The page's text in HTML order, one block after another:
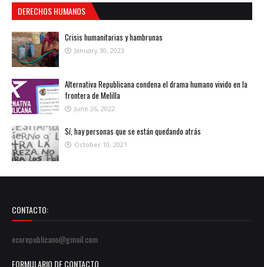
DERECHOS HUMANOS
Crisis humanitarias y hambrunas
January 30, 2023
Alternativa Republicana condena el drama humano vivido en la
frontera de Melilla
June 26, 2022
Sí, hay personas que se están quedando atrás
October 10, 2021
CONTACTO:
ecorepublicano@gmail.com
FORMULARIO DE CONTACTO